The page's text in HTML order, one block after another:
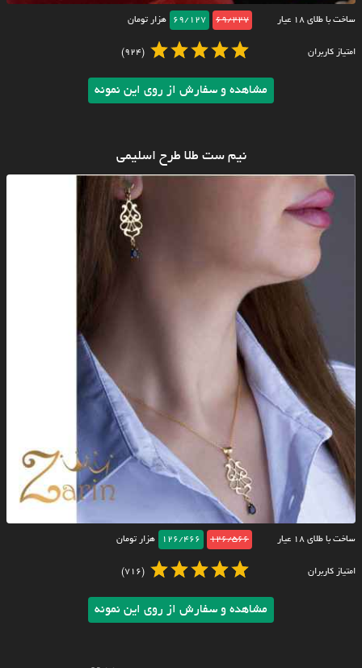
ساخت با طلای ۱۸ عیار 69/227
69/127 هزار تومان
امتیاز کاربران (924)
مشاهده و سفارش از روی این نمونه
نیم ست طلا طرح اسلیمی
ساخت با طلای ۱۸ عیار 126/566
126/466 هزار تومان
امتیاز کاربران (716)
مشاهده و سفارش از روی این نمونه